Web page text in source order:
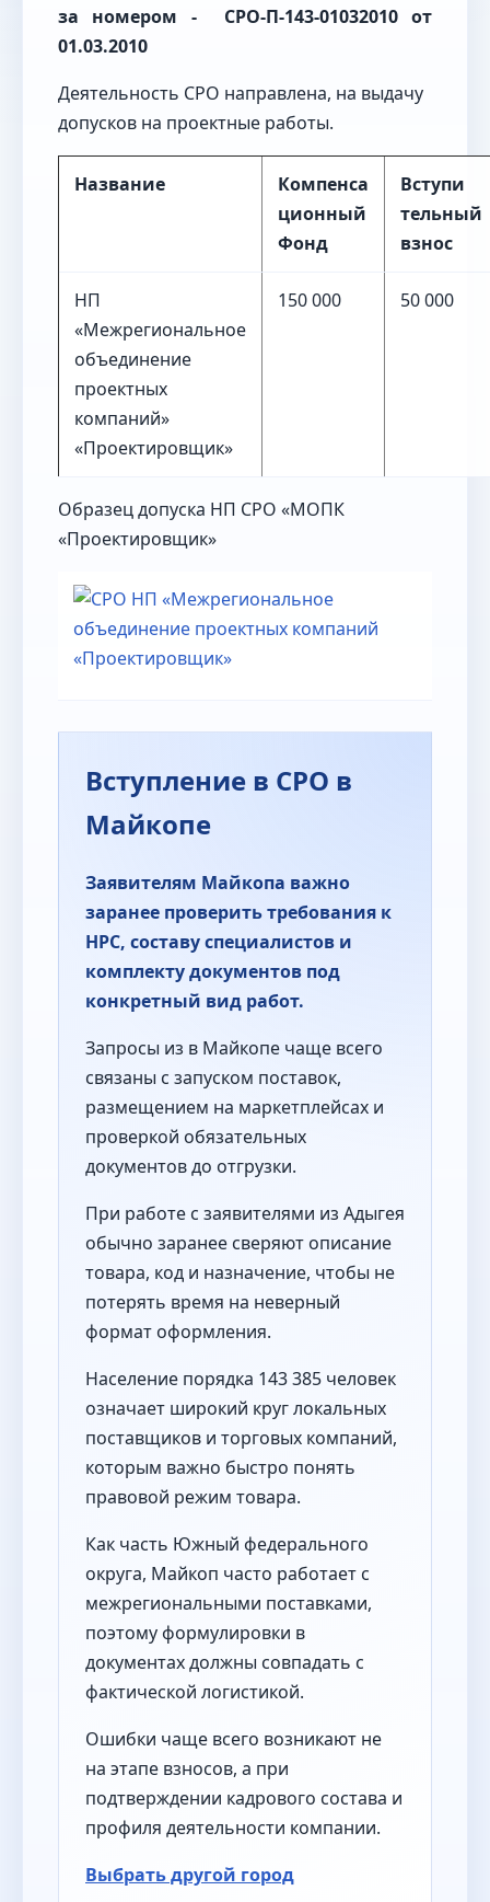
за номером - СРО-П-143-01032010 от
01.03.2010
Деятельность СРО направлена, на выдачу
допусков на проектные работы.
Название
Компенса
ционный
Фонд
Вступи
тельный
взнос
НП
«Межрегиональное
объединение
проектных
компаний»
«Проектировщик»
150 000 50 000
Образец допуска НП СРО «МОПК
«Проектировщик»
Вступление в СРО в
Майкопе
Заявителям Майкопа важно
заранее проверить требования к
НРС, составу специалистов и
комплекту документов под
конкретный вид работ.
Запросы из в Майкопе чаще всего
связаны с запуском поставок,
размещением на маркетплейсах и
проверкой обязательных
документов до отгрузки.
При работе с заявителями из Адыгея
обычно заранее сверяют описание
товара, код и назначение, чтобы не
потерять время на неверный
формат оформления.
Население порядка 143 385 человек
означает широкий круг локальных
поставщиков и торговых компаний,
которым важно быстро понять
правовой режим товара.
Как часть Южный федерального
округа, Майкоп часто работает с
межрегиональными поставками,
поэтому формулировки в
документах должны совпадать с
фактической логистикой.
Ошибки чаще всего возникают не
на этапе взносов, а при
подтверждении кадрового состава и
профиля деятельности компании.
Выбрать другой город